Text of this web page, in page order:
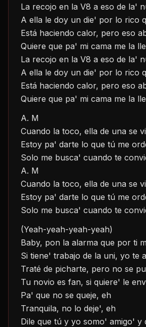
La recojo en la V8 a eso de la'
A ella le doy un die' por lo rico
Está haciendo calor, pero eso
Quiere que pa' mi cama me la
La recojo en la V8 a eso de la'
A ella le doy un die' por lo rico
Está haciendo calor, pero eso
Quiere que pa' mi cama me la
A. M
Cuando la toco, ella de una se
Estoy pa' darte lo que tú me
Solo me busca' cuando te
A. M
Cuando la toco, ella de una se
Estoy pa' darte lo que tú me
Solo me busca' cuando te
(Yeah-yeah-yeah-yeah)
Baby, pon la alarma que por ti
Si tiene' trabajo de la uni, yo te
Traté de picharte, pero no se
Tu novio es fan, si quiere' le
Pa' que no se queje, eh
Tranquila, no lo deje', eh
Dile que tú y yo somo' amigo' y